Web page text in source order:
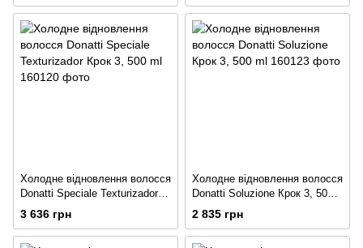
Холодне відновлення волосся
Donatti Speciale Texturizador
Крок 3, 500 ml
3 636 грн
Холодне відновлення волосся
Donatti Soluzione Крок 3, 500
ml
2 835 грн